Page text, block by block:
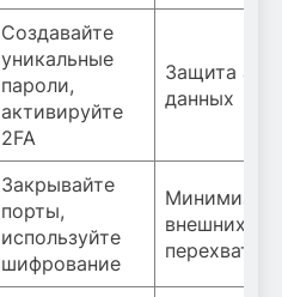
Создавайте
уникальные
пароли,
активируйте
2FA
Защита
данных
Закрывайте
порты,
используйте
шифрование
внешних
перехвата